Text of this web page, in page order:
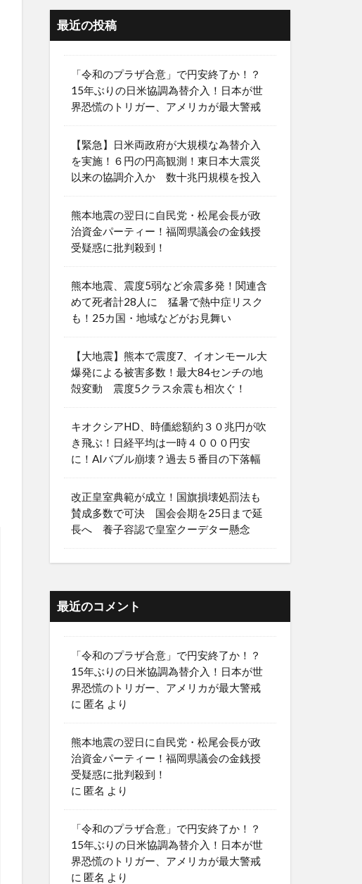
最近の投稿
「令和のプラザ合意」で円安終了か！？
15年ぶりの日米協調為替介入！日本が世
界恐慌のトリガー、アメリカが最大警戒
【緊急】日米両政府が大規模な為替介入
を実施！６円の円高観測！東日本大震災
以来の協調介入か 数十兆円規模を投入
熊本地震の翌日に自民党・松尾会長が政
治資金パーティー！福岡県議会の金銭授
受疑惑に批判殺到！
熊本地震、震度5弱など余震多発！関連含
めて死者計28人に 猛暑で熱中症リスク
も！25カ国・地域などがお見舞い
【大地震】熊本で震度7、イオンモール大
爆発による被害多数！最大84センチの地
殻変動 震度5クラス余震も相次ぐ！
キオクシアHD、時価総額約３０兆円が吹
き飛ぶ！日経平均は一時４０００円安
に！AIバブル崩壊？過去５番目の下落幅
改正皇室典範が成立！国旗損壊処罰法も
賛成多数で可決 国会会期を25日まで延
長へ 養子容認で皇室クーデター懸念
最近のコメント
「令和のプラザ合意」で円安終了か！？
15年ぶりの日米協調為替介入！日本が世
界恐慌のトリガー、アメリカが最大警戒
に 匿名 より
熊本地震の翌日に自民党・松尾会長が政
治資金パーティー！福岡県議会の金銭授
受疑惑に批判殺到！
に 匿名 より
「令和のプラザ合意」で円安終了か！？
15年ぶりの日米協調為替介入！日本が世
界恐慌のトリガー、アメリカが最大警戒
に 匿名 より